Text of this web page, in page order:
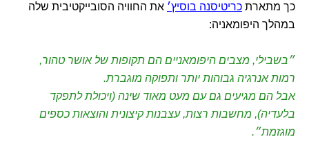
כך מתארת כריטיסנה בוסיץ׳ את החוויה הסובייקטיבית שלה
במהלך היפומאניה:
״בשבילי, מצבים היפומאניים הם תקופות של אושר טהור,
רמות אנרגיה גבוהות יותר ותפוקה מוגברת.
אבל הם מגיעים גם עם מעט מאוד שינה (ויכולת לתפקד
בלעדיה), מחשבות רצות, עצבנות קיצונית והוצאות כספים
מוגזמת״.